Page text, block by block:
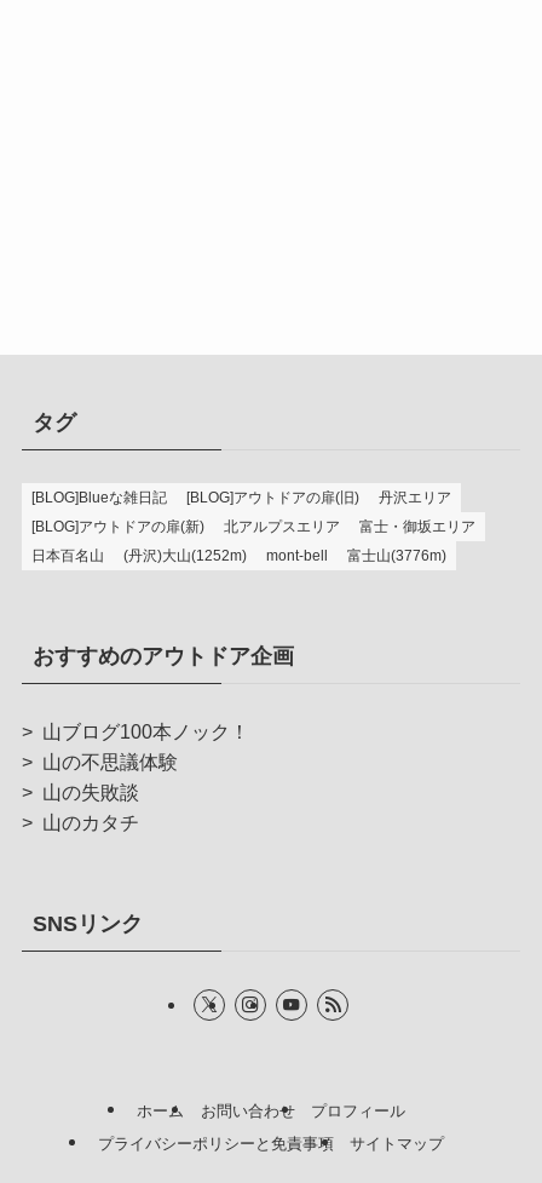
タグ
[BLOG]Blueな雑日記 [BLOG]アウトドアの扉(旧)
丹沢エリア
[BLOG]アウトドアの扉(新)
北アルプスエリア
富士・御坂エリア
日本百名山
(丹沢)大山(1252m) mont-bell 富士山(3776m)
おすすめのアウトドア企画
> 山ブログ100本ノック！
> 山の不思議体験
> 山の失敗談
> 山のカタチ
SNSリンク
ホーム お問い合わせ
プロフィール
プライバシーポリシーと免責事項
サイトマップ